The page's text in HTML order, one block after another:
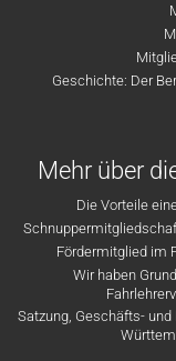
Geschichte: Der
Mehr über
Die Vorteile
Fördermitglied im
Wir haben
Satzung, Geschäfts-